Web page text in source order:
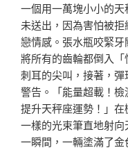
一個用一萬塊小小的
未送出，因為害怕被
戀情感。張水瓶咬緊牙
將所有的齒輪都倒入
刺耳的尖叫，接著，
警告。「能量超載！檢
提升天秤座運勢！」
一樣的光束筆直地射
一瞬間，一輛塗滿了